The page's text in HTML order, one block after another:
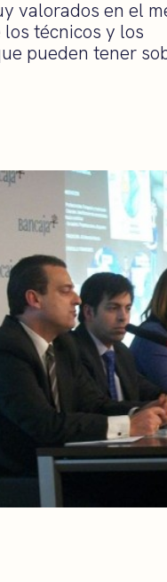
valorados en el
técnicos y los
pueden tener